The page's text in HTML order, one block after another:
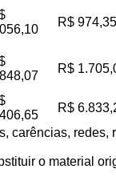
R$ 974,35
R$
R$
carências,
o material